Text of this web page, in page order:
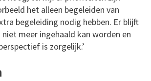
het alleen begeleiden van
begeleiding nodig hebben. Er blijft
meer ingehaald kan worden en
is zorgelijk.’